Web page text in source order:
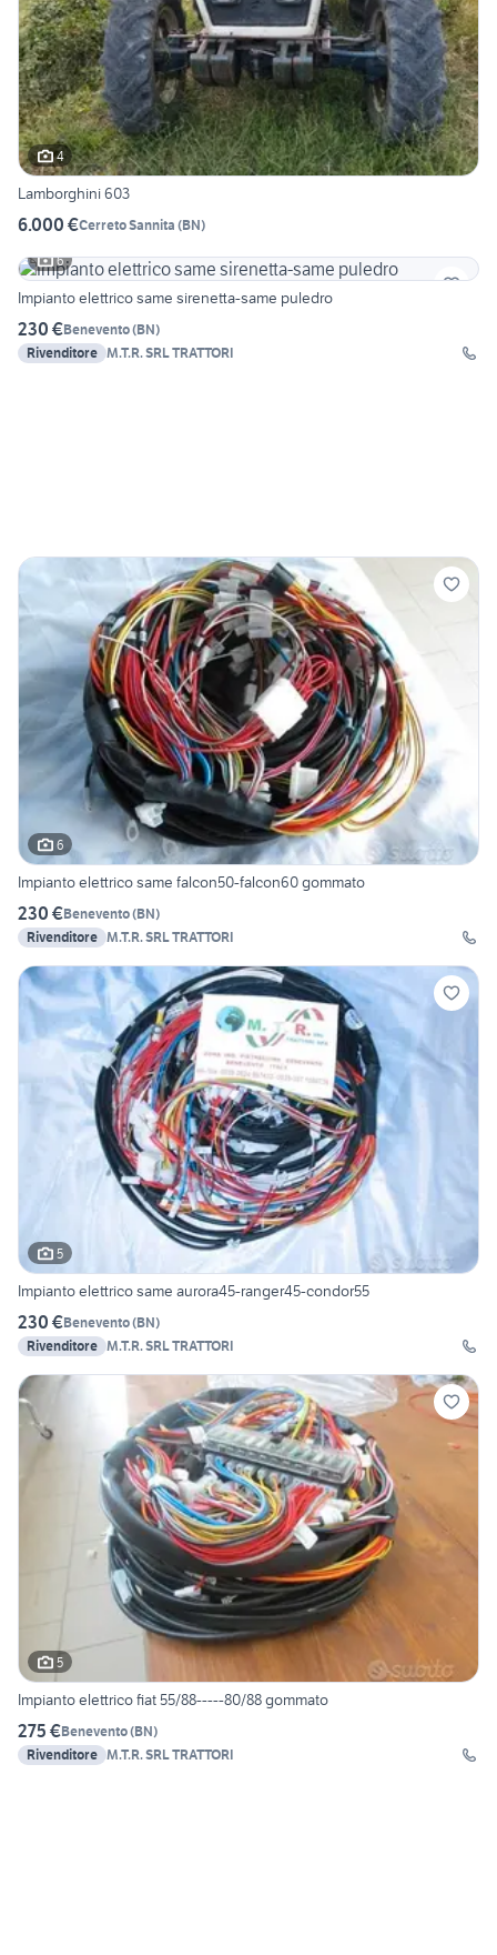
4
Lamborghini 603
6.000 €Cerreto Sannita (BN)
6
Impianto elettrico same sirenetta-same puledro
230 €Benevento(BN)
Rivenditore M.T.R. SRL TRATTORI
6
Impianto elettrico same falcon50-falcon60 gommato
230 €Benevento(BN)
Rivenditore M.T.R. SRL TRATTORI
5
Impianto elettrico same aurora45-ranger45-condor55
230 €Benevento(BN)
Rivenditore M.T.R. SRL TRATTORI
5
Impianto elettrico fiat 55/88-----80/88 gommato
275 €Benevento(BN)
Rivenditore M.T.R. SRL TRATTORI